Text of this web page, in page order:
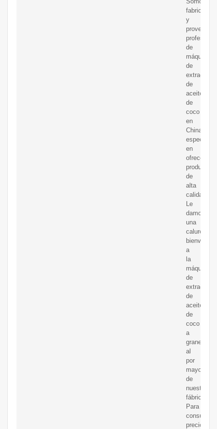
fabricantes
y
de
máquinas
de
extracción
de
aceite
de
coco
en
China,
en
ofrecer
productos
de
alta
calidad.
Le
damos
una
calurosa
bienvenida
a
la
máquina
de
extracción
de
aceite
de
coco
a
granel
al
por
mayor
de
nuestra
fábrica.
Para
consultar
precios,